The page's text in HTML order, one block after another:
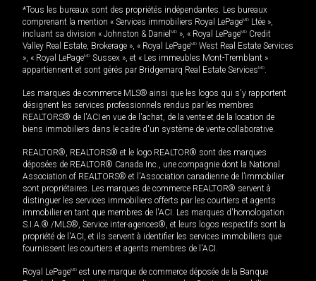
*Tous les bureaux sont des propriétés indépendantes. Les bureaux
comprenant la mention « Services immobiliers Royal LePageMD Ltée »,
incluant sa division « Johnston & Daniel MD », « Royal LePageMD Credit
Valley Real Estate, Brokerage », « Royal LePageMD West Real Estate Services
», « Royal LePageMD Sussex », et « Les immeubles Mont-Tremblant »
appartiennent et sont gérés par Bridgemarq Real Estate ServicesMD.
Les marques de commerce MLS® ainsi que les logos qui s'y rapportent
désignent les services professionnels rendus par les membres
REALTORS® de l'ACI en vue de l'achat, de la vente et de la location de
biens immobiliers dans le cadre d'un système de vente collaborative.
REALTOR®, REALTORS® et le logo REALTOR® sont des marques
déposées de REALTOR® Canada Inc., une compagnie dont la National
Association of REALTORS® et l'Association canadienne de l’immobilier
sont propriétaires. Les marques de commerce REALTOR® servent à
distinguer les services immobiliers offerts par les courtiers et agents
immobilier en tant que membres de l'ACI. Les marques d'homologation
S.I.A.® /MLS®, Service inter-agences®, et leurs logos respectifs sont la
propriété de l'ACI, et ils servent à identifier les services immobiliers que
fournissent les courtiers et agents membres de l'ACI.
Royal LePageMD est une marque de commerce déposée de la Banque